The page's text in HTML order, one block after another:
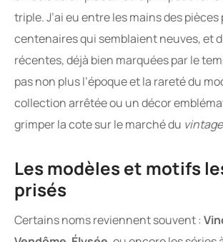
triple. J’ai eu entre les mains des
centenaires qui semblaient neuves, et
récentes, déjà bien marquées par le
pas non plus l’époque et la rareté du
collection arrêtée ou un décor
grimper la cote sur le marché du vintage
Les modèles et motifs
prisés
Certains noms reviennent souvent :